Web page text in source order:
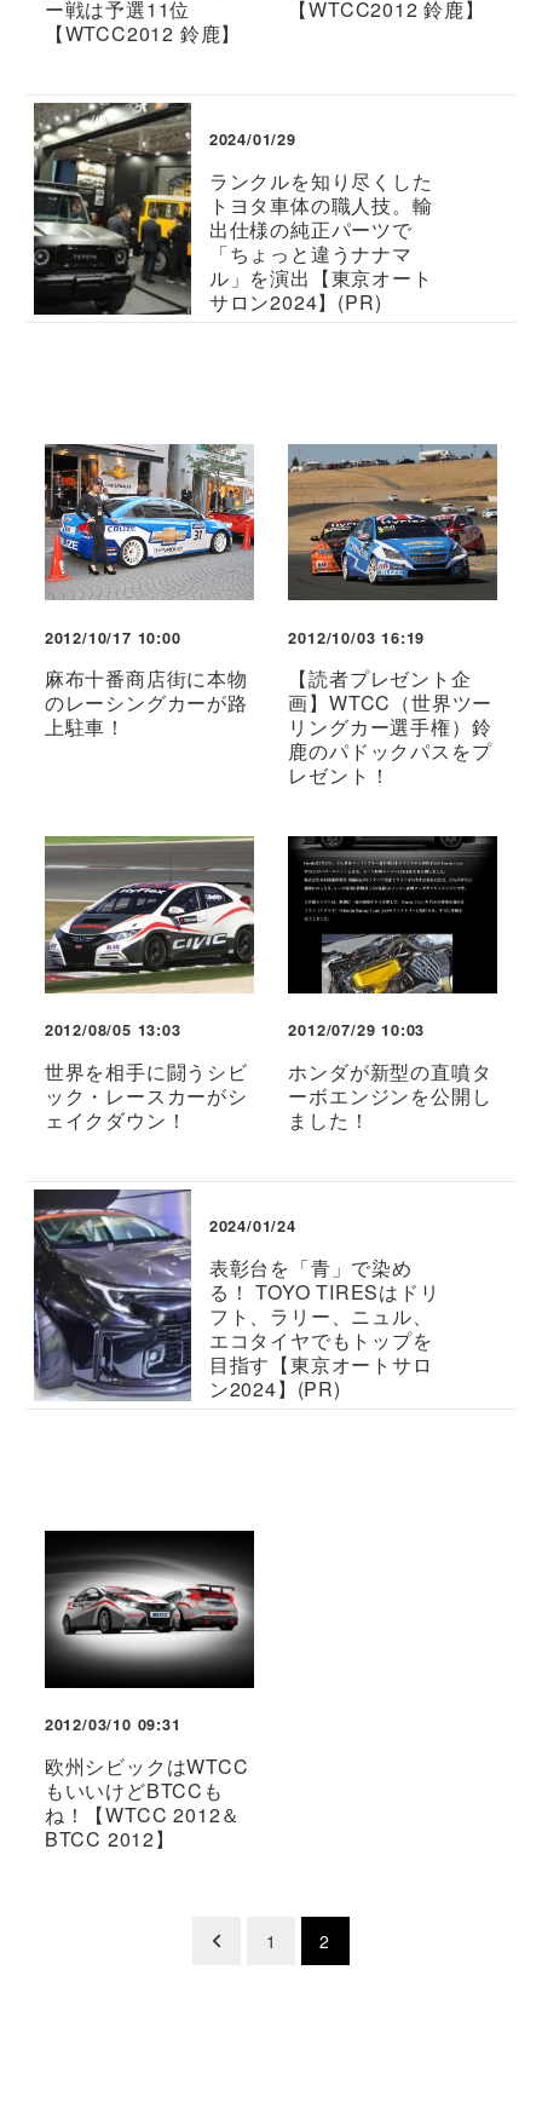
ー戦は予選11位
【WTCC2012 鈴鹿】
【WTCC2012 鈴鹿】
2024/01/29
ランクルを知り尽くした
トヨタ車体の職人技。輸
出仕様の純正パーツで
「ちょっと違うナナマ
ル」を演出【東京オート
サロン2024】(PR)
2012/10/17 10:00
麻布十番商店街に本物
のレーシングカーが路
上駐車！
2012/10/03 16:19
【読者プレゼント企
画】WTCC（世界ツー
リングカー選手権）鈴
鹿のパドックパスをプ
レゼント！
2012/08/05 13:03
世界を相手に闘うシビ
ック・レースカーがシ
ェイクダウン！
2012/07/29 10:03
ホンダが新型の直噴タ
ーボエンジンを公開し
ました！
2024/01/24
表彰台を「青」で染め
る！ TOYO TIRESはドリ
フト、ラリー、ニュル、
エコタイヤでもトップを
目指す【東京オートサロ
ン2024】(PR)
2012/03/10 09:31
欧州シビックはWTCC
もいいけどBTCCも
ね！【WTCC 2012＆
BTCC 2012】
1 2